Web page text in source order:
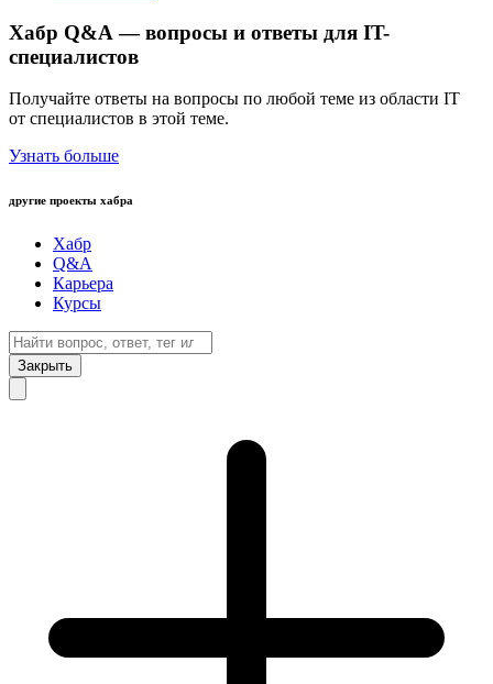
Хабр Q&A — вопросы и ответы для IT-
специалистов
Получайте ответы на вопросы по любой теме из области IT
от специалистов в этой теме.
Узнать больше
другие проекты хабра
Хабр
Q&A
Карьера
Курсы
Закрыть